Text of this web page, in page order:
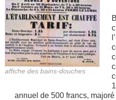
affiche des bains-douches
annuel de 500 francs,